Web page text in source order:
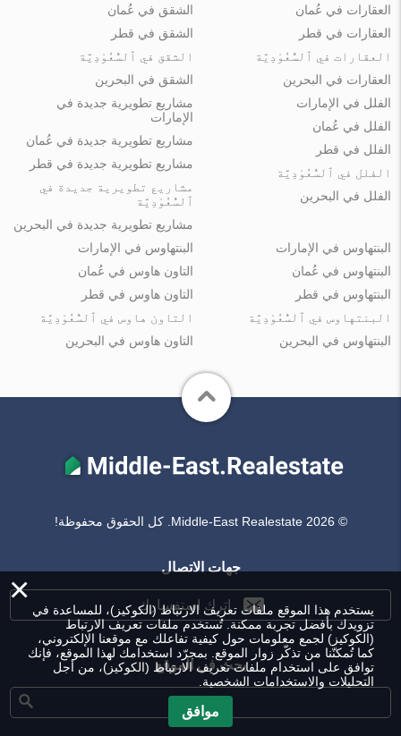
العقارات في عُمان
العقارات في قطر
العقارات في ٱلسُّعُوْدِيَّة
العقارات في البحرين
الشقق في عُمان
الشقق في قطر
الشقق في ٱلسُّعُوْدِيَّة
الشقق في البحرين
الفلل في الإمارات
الفلل في عُمان
الفلل في قطر
الفلل في ٱلسُّعُوْدِيَّة
الفلل في البحرين
مشاريع تطويرية جديدة في
الإمارات
مشاريع تطويرية جديدة في عُمان
مشاريع تطويرية جديدة في قطر
مشاريع تطويرية جديدة في
ٱلسُّعُوْدِيَّة
مشاريع تطويرية جديدة في البحرين
البنتهاوس في الإمارات
البنتهاوس في عُمان
البنتهاوس في قطر
البنتهاوس في ٱلسُّعُوْدِيَّة
البنتهاوس في البحرين
البنتهاوس في الإمارات
التاون هاوس في عُمان
التاون هاوس في قطر
التاون هاوس في ٱلسُّعُوْدِيَّة
التاون هاوس في البحرين
© Middle-East Realestate 2026. كل الحقوق محفوظة!
جهات الاتصال
اترك استفسارك
بحث في الموقع
×
يستخدم هذا الموقع ملفات تعريف الارتباط (الكوكيز)، للمساعدة في
تزويدك بأفضل تجربة ممكنة. تُستخدم ملفات تعريف الارتباط
(الكوكيز) لجمع معلومات حول كيفية تفاعلك مع موقعنا الإلكتروني،
كما تُمكنّنا من تذكّر زوار الموقع. بمجرّد استخدامك لهذا الموقع، فإنك
توافق على استخدام ملفات تعريف الارتباط (الكوكيز)، من أجل
التحليلات والاستخدامات الشخصية.
موافق